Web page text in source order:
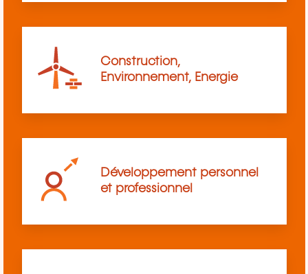
Construction,
Environnement, Energie
Développement personnel
et professionnel